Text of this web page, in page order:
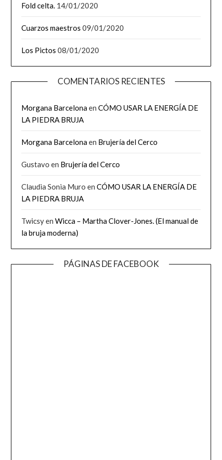
Fold celta. 14/01/2020
Cuarzos maestros 09/01/2020
Los Pictos 08/01/2020
COMENTARIOS RECIENTES
Morgana BarcelonaenCÓMO USAR LA ENERGÍA DE
LA PIEDRA BRUJA
Morgana Barcelonaen Brujería del Cerco
Gustavo en Brujería del Cerco
Claudia Sonia Muro enCÓMO USAR LA ENERGÍA DE
LA PIEDRA BRUJA
TwicsyenWicca – Martha Clover-Jones. (El manual de
la bruja moderna)
PÁGINAS DE FACEBOOK